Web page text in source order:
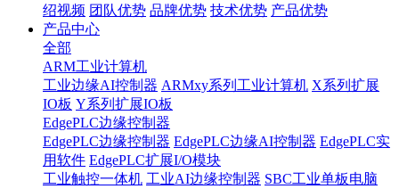
绍视频 团队优势 品牌优势 技术优势 产品优势
产品中心
全部
ARM工业计算机
工业边缘AI控制器 ARMxy系列工业计算机 X系列扩展
IO板 Y系列扩展IO板
EdgePLC边缘控制器
EdgePLC边缘控制器 EdgePLC边缘AI控制器 EdgePLC实
用软件 EdgePLC扩展I/O模块
工业触控一体机 工业AI边缘控制器 SBC工业单板电脑